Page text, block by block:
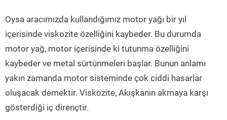
Oysa aracımızda kullandığımız motor yağı bir yıl
içerisinde viskozite özelliğini kaybeder. Bu durumda
motor yağ, motor içerisinde ki tutunma özelliğini
kaybeder ve metal sürtünmeleri başlar. Bunun anlamı
yakın zamanda motor sisteminde çok ciddi hasarlar
oluşacak demektir. Viskozite, Akışkanın akmaya karşı
gösterdiği iç dirençtir.